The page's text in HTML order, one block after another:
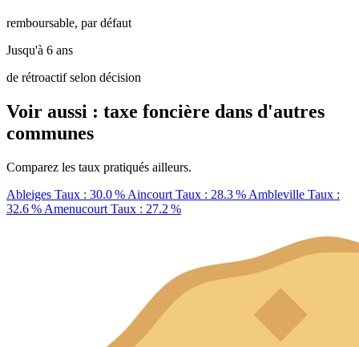
remboursable, par défaut
Jusqu'à 6 ans
de rétroactif selon décision
Voir aussi : taxe foncière dans d'autres
communes
Comparez les taux pratiqués ailleurs.
Ableiges Taux : 30.0 % Aincourt Taux : 28.3 % Ambleville Taux :
32.6 % Amenucourt Taux : 27.2 %